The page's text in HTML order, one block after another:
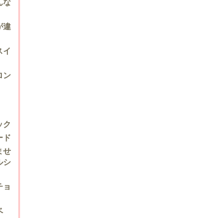
な
違
イ
ン
ク
ド
せ
シ
ョ